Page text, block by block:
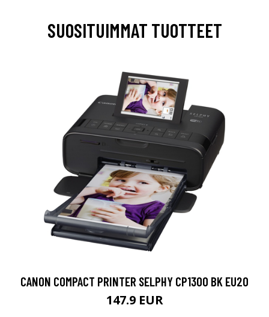
SUOSITUIMMAT TUOTTEET
CANON COMPACT PRINTER SELPHY CP1300 BK EU20
147.9 EUR